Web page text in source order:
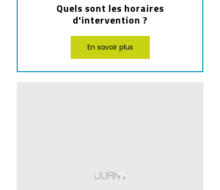
Quels sont les horaires
d'intervention ?
En savoir plus